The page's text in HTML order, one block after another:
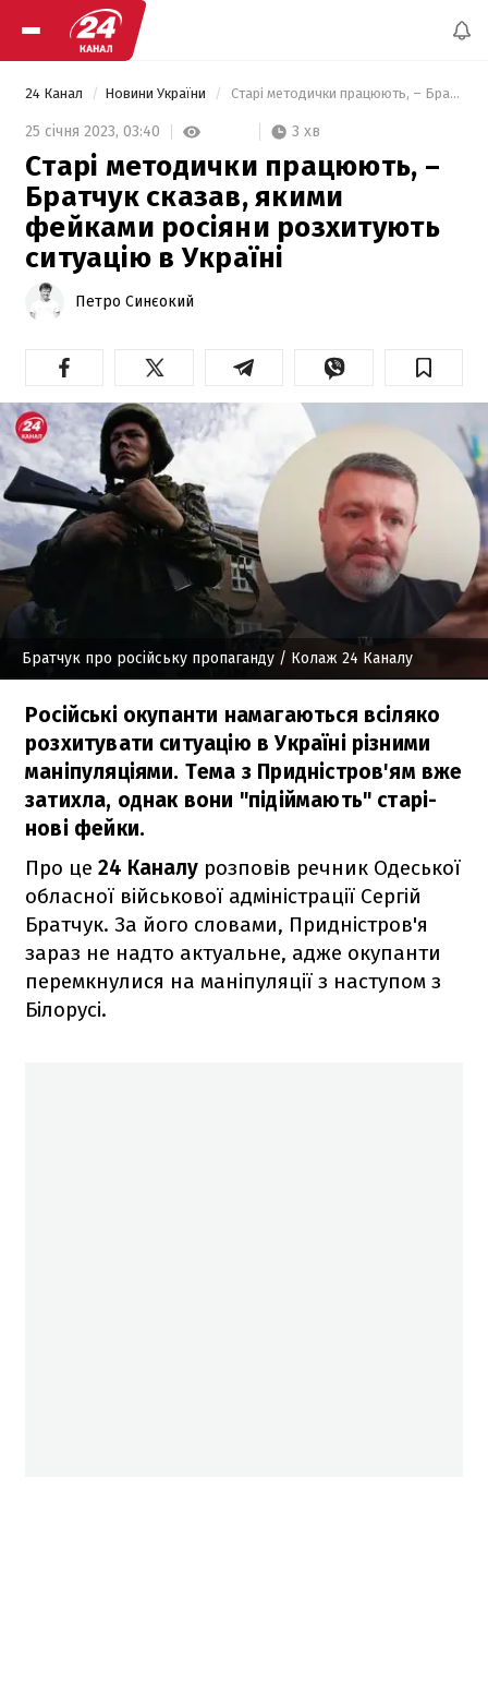
24 Канал Новини України Старі методички працюють, – Братчук сказав, якими фейками росіяни розхитують ситуацію в Україні
25 січня 2023, 03:40 3 хв
Старі методички працюють, –
Братчук сказав, якими
фейками росіяни розхитують
ситуацію в Україні
Петро Синєокий
Братчук про російську пропаганду / Колаж 24 Каналу
Російські окупанти намагаються всіляко
розхитувати ситуацію в Україні різними
маніпуляціями. Тема з Придністров'ям вже
затихла, однак вони "підіймають" старі-
нові фейки.
Про це 24 Каналу розповів речник Одеської
обласної військової адміністрації Сергій
Братчук. За його словами, Придністров'я
зараз не надто актуальне, адже окупанти
перемкнулися на маніпуляції з наступом з
Білорусі.